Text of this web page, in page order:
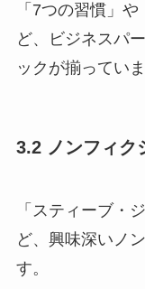
「7つの習慣」
ど、ビジネスパ
ックが揃っていま
3.2 ノンフィク
「スティーブ・
ど、興味深いノ
す。